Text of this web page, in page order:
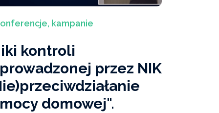
kampanie
kontroli
przez NIK
domowej".